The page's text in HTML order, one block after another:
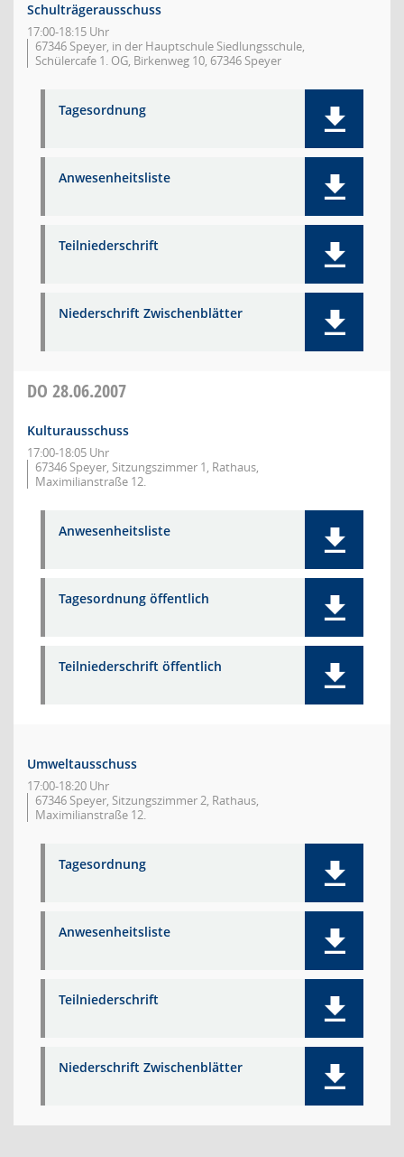
Schulträgerausschuss
17:00-18:15 Uhr
67346 Speyer, in der Hauptschule Siedlungsschule,
Schülercafe 1. OG, Birkenweg 10, 67346 Speyer
Tagesordnung
Anwesenheitsliste
Teilniederschrift
Niederschrift Zwischenblätter
DO 28.06.2007
Kulturausschuss
17:00-18:05 Uhr
67346 Speyer, Sitzungszimmer 1, Rathaus,
Maximilianstraße 12.
Anwesenheitsliste
Tagesordnung öffentlich
Teilniederschrift öffentlich
Umweltausschuss
17:00-18:20 Uhr
67346 Speyer, Sitzungszimmer 2, Rathaus,
Maximilianstraße 12.
Tagesordnung
Anwesenheitsliste
Teilniederschrift
Niederschrift Zwischenblätter